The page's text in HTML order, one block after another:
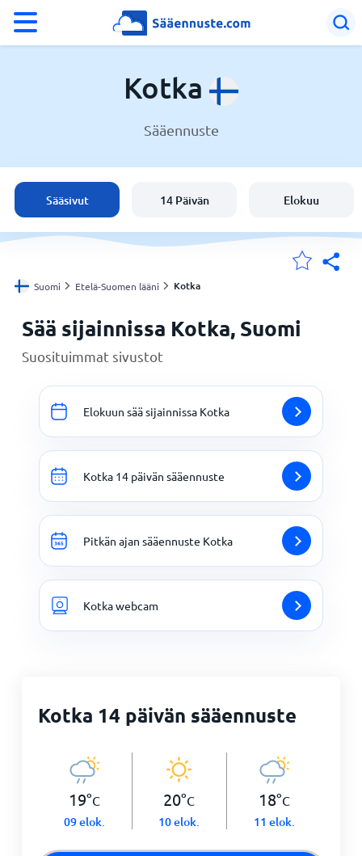
Suomi
Sijaintini
Koti
Kotka
Sääennuste
Sääsivut 14 Päivän Elokuu
Suomi Etelä-Suomen lääni Kotka
Sää sijainnissa Kotka, Suomi
Suosituimmat sivustot
Elokuun sää sijainnissa Kotka
Kotka 14 päivän sääennuste
Pitkän ajan sääennuste Kotka
Kotka webcam
Kotka 14 päivän sääennuste
19°C
09 elok.
20°C
10 elok.
18°C
11 elok.